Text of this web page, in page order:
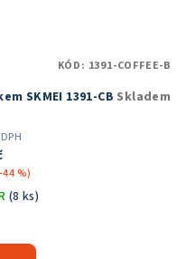
SKMEI 1391-CB Skladem
%)
(8 ks)
KÓD: 1391-COFFEE-B